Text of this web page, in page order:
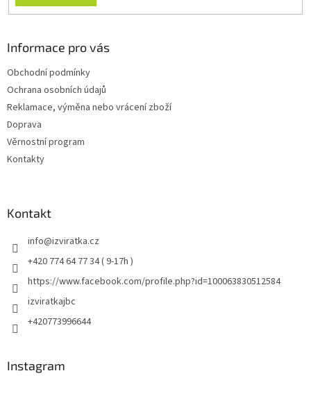
Informace pro vás
Obchodní podmínky
Ochrana osobních údajů
Reklamace, výměna nebo vrácení zboží
Doprava
Věrnostní program
Kontakty
Kontakt
info@izviratka.cz
+420 774 64 77 34 ( 9-17h )
https://www.facebook.com/profile.php?id=100063830512584
izviratkajbc
+420773996644
Instagram